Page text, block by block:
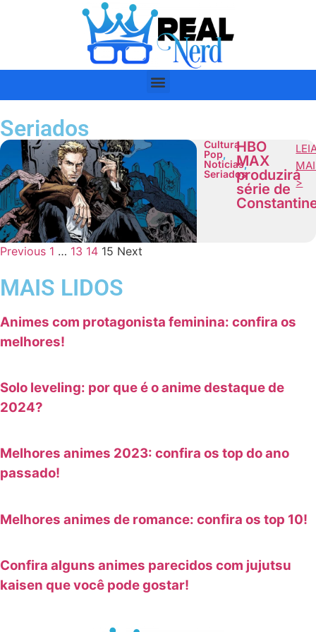
Seriados
Cultura
Pop,
Noticias,
Seriados
HBO
MAX
produzirá
série de >
Previous 1 … 13 14 15 Next
MAIS LIDOS
Animes com protagonista feminina: confira os
melhores!
Solo leveling: por que é o anime destaque de
2024?
Melhores animes 2023: confira os top do ano
passado!
Melhores animes de romance: confira os top 10!
Confira alguns animes parecidos com jujutsu
kaisen que você pode gostar!